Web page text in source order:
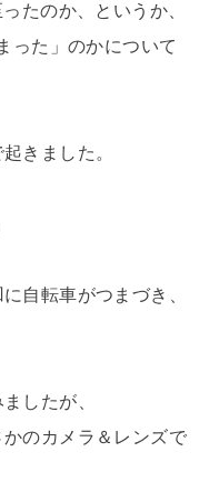
たのか、というか、
った」のかについて
起きました。
自転車がつまづき、
したが、
のカメラ＆レンズで